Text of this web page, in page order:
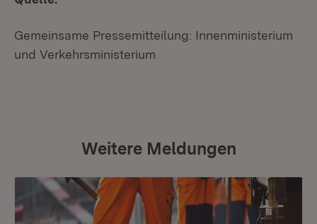
Gemeinsame Pressemitteilung: Innenministerium
und Verkehrsministerium
Weitere Meldungen